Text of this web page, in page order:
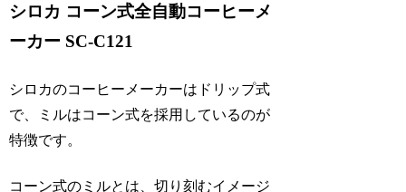
シロカ コーン式全自動コーヒーメ
ーカー SC-C121
シロカのコーヒーメーカーはドリップ式
で、ミルはコーン式を採用しているのが
特徴です。
コーン式のミルとは、切り刻むイメージ